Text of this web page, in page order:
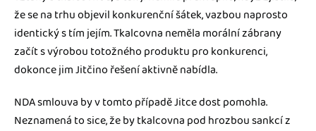
že se na trhu objevil konkurenční šátek, vazbou naprosto
identický s tím jejím. Tkalcovna neměla morální zábrany
začít s výrobou totožného produktu pro konkurenci,
dokonce jim Jitčino řešení aktivně nabídla.
NDA smlouva by v tomto případě Jitce dost pomohla.
Neznamená to sice, že by tkalcovna pod hrozbou sankcí z